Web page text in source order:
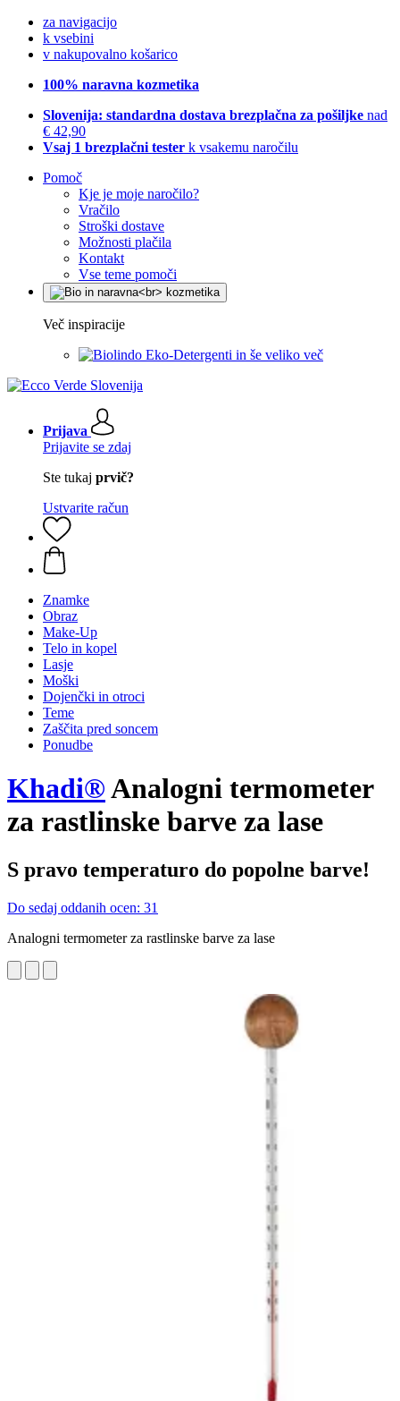
za navigacijo
k vsebini
v nakupovalno košarico
100% naravna kozmetika
Slovenija: standardna dostava brezplačna za pošiljke nad
€ 42,90
Vsaj 1 brezplačni tester k vsakemu naročilu
Pomoč
Kje je moje naročilo?
Vračilo
Stroški dostave
Možnosti plačila
Kontakt
Vse teme pomoči
Več inspiracije
Eko-Detergenti in še veliko več
Prijava
Prijavite se zdaj
Ste tukaj prvič?
Ustvarite račun
Znamke
Obraz
Make-Up
Telo in kopel
Lasje
Moški
Dojenčki in otroci
Teme
Zaščita pred soncem
Ponudbe
Khadi®Analogni termometer
za rastlinske barve za lase
S pravo temperaturo do popolne barve!
Do sedaj oddanih ocen: 31
Analogni termometer za rastlinske barve za lase